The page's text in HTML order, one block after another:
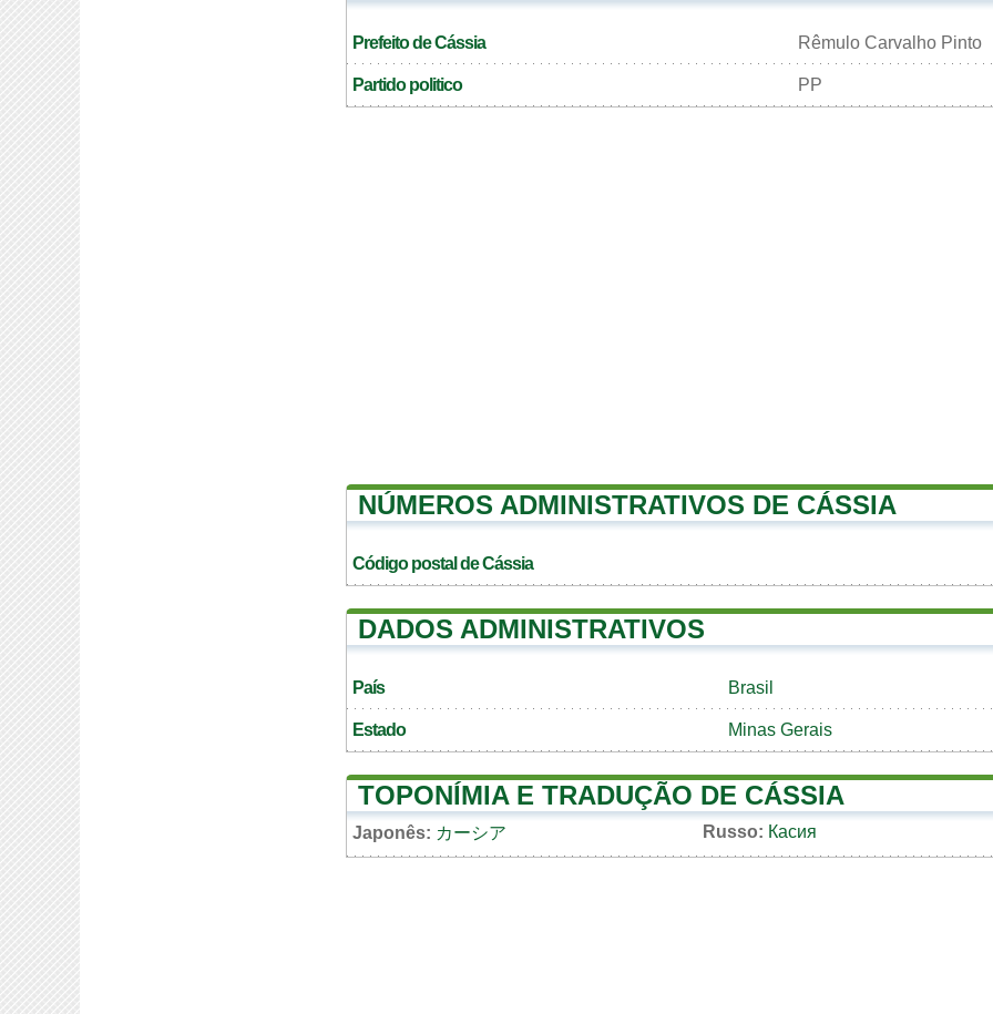
Prefeito de Cássia Rêmulo Carvalho Pinto
Partido politico PP
NÚMEROS ADMINISTRATIVOS DE CÁSSIA
Código postal de Cássia
DADOS ADMINISTRATIVOS
País Brasil
Estado Minas Gerais
TOPONÍMIA E TRADUÇÃO DE CÁSSIA
Japonês: カーシア Russo: Касия